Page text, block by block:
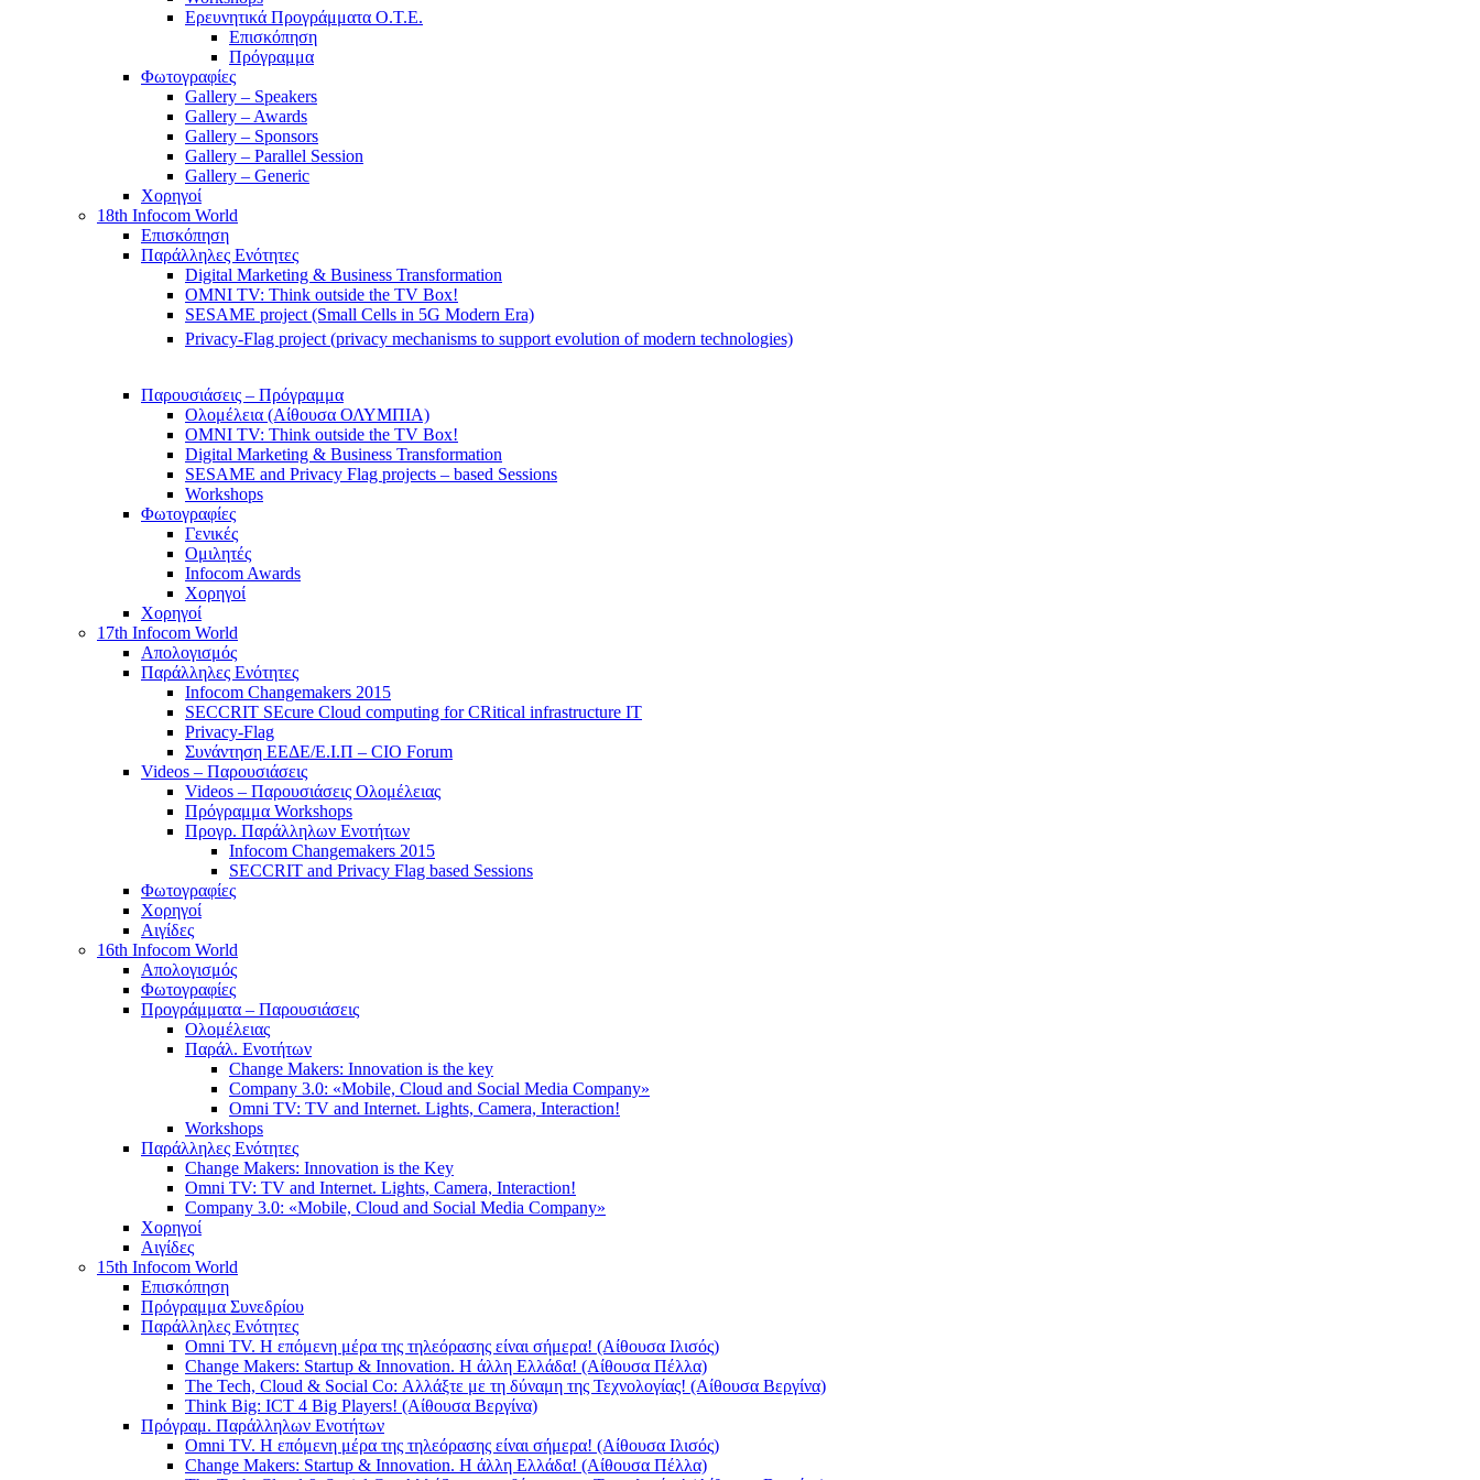
Ερευνητικά Προγράμματα Ο.Τ.Ε.
Επισκόπηση
Πρόγραμμα
Φωτογραφίες
Gallery – Speakers
Gallery – Awards
Gallery – Sponsors
Gallery – Parallel Session
Gallery – Generic
Χορηγοί
18th Infocom World
Επισκόπηση
Παράλληλες Ενότητες
Digital Marketing & Business Transformation
OMNI TV: Think outside the TV Box!
SESAME project (Small Cells in 5G Modern Era)
Privacy-Flag project (privacy mechanisms to support evolution of modern technologies)
Παρουσιάσεις – Πρόγραμμα
Ολομέλεια (Αίθουσα ΟΛΥΜΠΙΑ)
OMNI TV: Think outside the TV Box!
Digital Marketing & Business Transformation
SESAME and Privacy Flag projects – based Sessions
Workshops
Φωτογραφίες
Γενικές
Ομιλητές
Infocom Awards
Χορηγοί
Χορηγοί
17th Infocom World
Απολογισμός
Παράλληλες Ενότητες
Infocom Changemakers 2015
SECCRIT SEcure Cloud computing for CRitical infrastructure IT
Privacy-Flag
Συνάντηση ΕΕΔΕ/Ε.Ι.Π – CIO Forum
Videos – Παρουσιάσεις
Videos – Παρουσιάσεις Ολομέλειας
Πρόγραμμα Workshops
Προγρ. Παράλληλων Ενοτήτων
Infocom Changemakers 2015
SECCRIT and Privacy Flag based Sessions
Φωτογραφίες
Χορηγοί
Αιγίδες
16th Infocom World
Απολογισμός
Φωτογραφίες
Προγράμματα – Παρουσιάσεις
Ολομέλειας
Παράλ. Ενοτήτων
Change Makers: Innovation is the key
Company 3.0: «Mobile, Cloud and Social Media Company»
Omni TV: TV and Internet. Lights, Camera, Interaction!
Workshops
Παράλληλες Ενότητες
Change Makers: Innovation is the Key
Omni TV: TV and Internet. Lights, Camera, Interaction!
Company 3.0: «Mobile, Cloud and Social Media Company»
Χορηγοί
Αιγίδες
15th Infocom World
Επισκόπηση
Πρόγραμμα Συνεδρίου
Παράλληλες Ενότητες
Omni TV. Η επόμενη μέρα της τηλεόρασης είναι σήμερα! (Αίθουσα Ιλισός)
Change Makers: Startup & Innovation. Η άλλη Ελλάδα! (Αίθουσα Πέλλα)
The Tech, Cloud & Social Co: Αλλάξτε με τη δύναμη της Τεχνολογίας! (Αίθουσα Βεργίνα)
Think Big: ICT 4 Big Players! (Αίθουσα Βεργίνα)
Πρόγραμ. Παράλληλων Ενοτήτων
Omni TV. Η επόμενη μέρα της τηλεόρασης είναι σήμερα! (Αίθουσα Ιλισός)
Change Makers: Startup & Innovation. Η άλλη Ελλάδα! (Αίθουσα Πέλλα)